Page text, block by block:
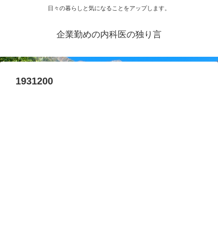
日々の暮らしと気になることをアップします。
企業勤めの内科医の独り言
1931200